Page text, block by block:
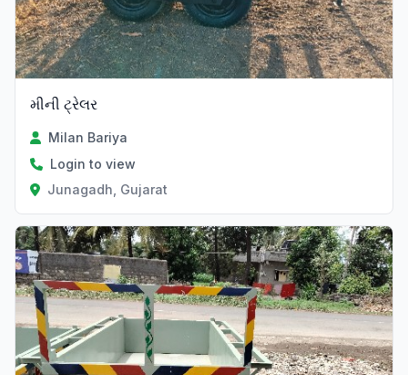
મીની ટ્રેલર
Milan Bariya
Login to view
Junagadh, Gujarat